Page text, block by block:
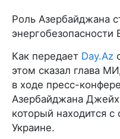
Роль Азербайджана
энергобезопасности
Как передает Day.Az
этом сказал глава
в ходе пресс-
Азербайджана
который находится
Украине.